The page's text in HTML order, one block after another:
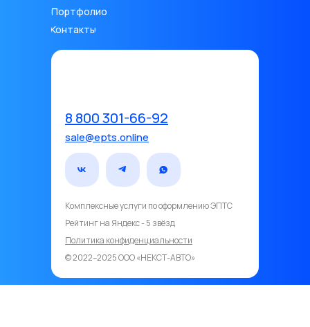
Комплексные услуги по оформлению ЭПТС
© 2022–2025 ООО «НЕКСТ-АВТО»
Рейтинг на Яндекс - 5 звёзд️
Политика конфиденциальности
8 800 301-66-92
sale@epts.online
Портфолио
Контакты